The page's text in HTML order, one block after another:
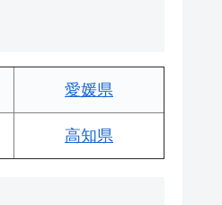
愛媛県
高知県